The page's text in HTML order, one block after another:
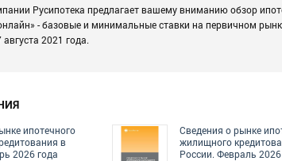
Русипотека предлагает вашему вниманию обзор
- базовые и минимальные ставки на первичном
2021 года.
ипотечного
в
2026 года
Сведения о рынке
жилищного
России. Февраль 2026